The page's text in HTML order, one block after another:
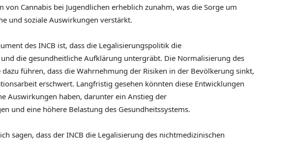
von Cannabis bei Jugendlichen erheblich zunahm, was die Sorge um
und soziale Auswirkungen verstärkt.
des INCB ist, dass die Legalisierungspolitik die
die gesundheitliche Aufklärung untergräbt. Die Normalisierung des
führen, dass die Wahrnehmung der Risiken in der Bevölkerung sinkt,
erschwert. Langfristig gesehen könnten diese Entwicklungen
Auswirkungen haben, darunter ein Anstieg der
und eine höhere Belastung des Gesundheitssystems.
sagen, dass der INCB die Legalisierung des nichtmedizinischen